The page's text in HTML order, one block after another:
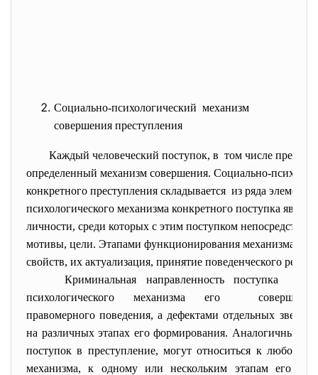
Социально-психологический механизм
совершения преступления
Каждый человеческий поступок, в том числе
определенный механизм совершения. Социально-
конкретного преступления складывается из ряда
психологического механизма конкретного поступка
личности, среди которых с этим поступком
мотивы, цели. Этапами функционирования механизма
свойств, их актуализация, принятие поведенческого
Криминальная направленностьпоступка
психологического механизма его
правомерного поведения, а дефектами отдельных
на различных этапах его формирования. Аналогичные
поступок в преступление, могут относиться к любому
механизма, к одному или нескольким этапам его